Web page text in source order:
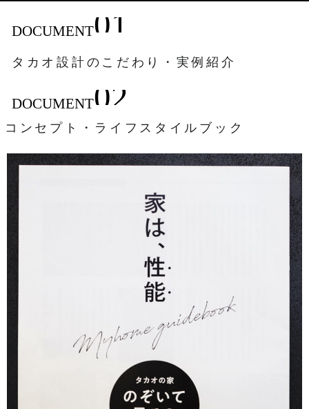
DOCUMENT01
タカオ設計のこだわり・実例紹介
DOCUMENT02
コンセプト・ライフスタイルブック